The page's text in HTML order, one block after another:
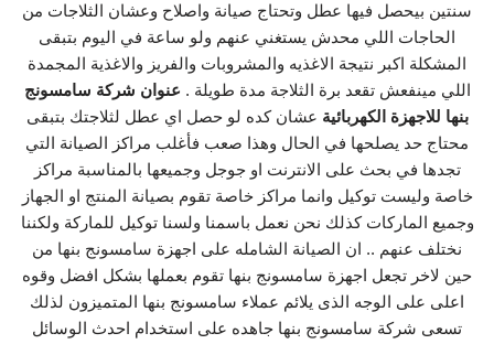
سنتين بيحصل فيها عطل وتحتاج صيانة واصلاح وعشان الثلاجات من
الحاجات اللي محدش يستغني عنهم ولو ساعة في اليوم بتبقى
المشكلة اكبر نتيجة الاغذيه والمشروبات والفريز والاغذية المجمدة
اللي مينفعش تقعد برة الثلاجة مدة طويلة . عنوان شركة سامسونج
بنها للاجهزة الكهربائية عشان كده لو حصل اي عطل لثلاجتك بتبقى
محتاج حد يصلحها في الحال وهذا صعب فأغلب مراكز الصيانة التي
تجدها في بحث على الانترنت او جوجل وجميعها بالمناسبة مراكز
خاصة وليست توكيل وانما مراكز خاصة تقوم بصيانة المنتج او الجهاز
وجميع الماركات كذلك نحن نعمل باسمنا ولسنا توكيل للماركة ولكننا
نختلف عنهم .. ان الصيانة الشامله على اجهزة سامسونج بنها من
حين لاخر تجعل اجهزة سامسونج بنها تقوم بعملها بشكل افضل وقوه
اعلى على الوجه الذى يلائم عملاء سامسونج بنها المتميزون لذلك
تسعى شركة سامسونج بنها جاهده على استخدام احدث الوسائل